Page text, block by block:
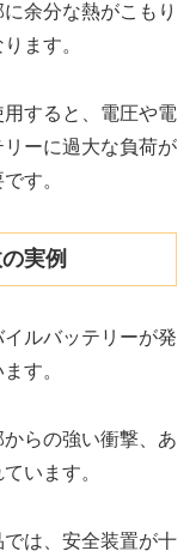
余分な熱がこもり
ます。
すると、電圧や電
ーに過大な負荷が
す。
実例
ルバッテリーが発
す。
らの強い衝撃、あ
います。
は、安全装置が十